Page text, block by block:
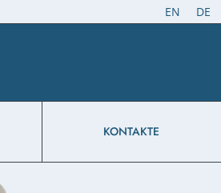
EN DE
KONTAKTE